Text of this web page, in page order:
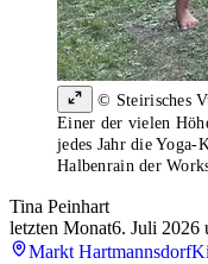
© Steirisches
Einer der vielen
jedes Jahr die Yoga-
Halbenrain der
Tina Peinhart
letzten Monat6. Juli 2026
Markt Hartmannsdorf